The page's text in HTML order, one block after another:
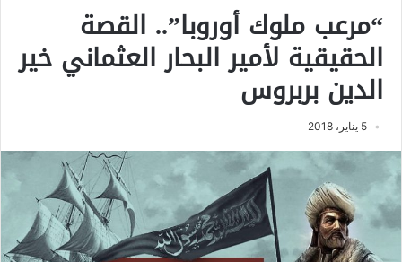
“مرعب ملوك أوروبا”.. القصة
الحقيقية لأمير البحار العثماني خير
الدين بربروس
5 يناير، 2018